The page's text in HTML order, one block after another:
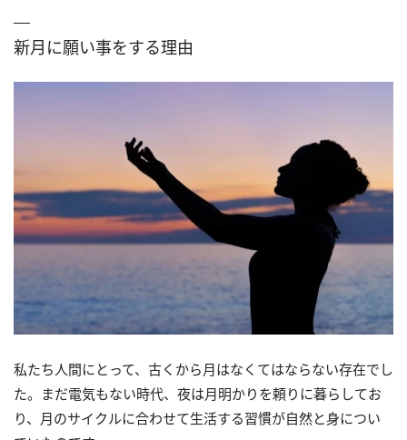
新月に願い事をする理由
私たち人間にとって、古くから月はなくてはならない存在でし
た。まだ電気もない時代、夜は月明かりを頼りに暮らしてお
り、月のサイクルに合わせて生活する習慣が自然と身につい